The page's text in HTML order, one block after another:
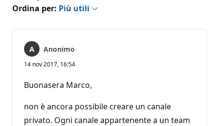
Ordina per: Più utili
Anonimo
14 nov 2017, 16:54
Buonasera Marco,
non è ancora possibile creare un canale
privato. Ogni canale appartenente a un team